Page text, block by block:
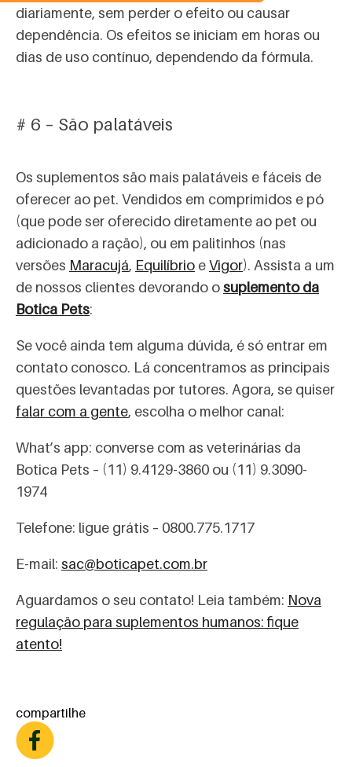
diariamente, sem perder o efeito ou causar
dependência. Os efeitos se iniciam em horas ou
dias de uso contínuo, dependendo da fórmula.
# 6 – São palatáveis
Os suplementos são mais palatáveis e fáceis de
oferecer ao pet. Vendidos em comprimidos e pó
(que pode ser oferecido diretamente ao pet ou
adicionado a ração), ou em palitinhos (nas
versões Maracujá, Equilíbrio eVigor). Assista a um
de nossos clientes devorando osuplemento da
Botica Pets:
Se você ainda tem alguma dúvida, é só entrar em
contato conosco. Lá concentramos as principais
questões levantadas por tutores. Agora, se quiser
falar com a gente, escolha o melhor canal:
What’s app: converse com as veterinárias da
Botica Pets – (11) 9.4129-3860 ou (11) 9.3090-
1974
Telefone: ligue grátis – 0800.775.1717
E-mail: sac@boticapet.com.br
Aguardamos o seu contato! Leia também: Nova
regulação para suplementos humanos: fique
atento!
compartilhe